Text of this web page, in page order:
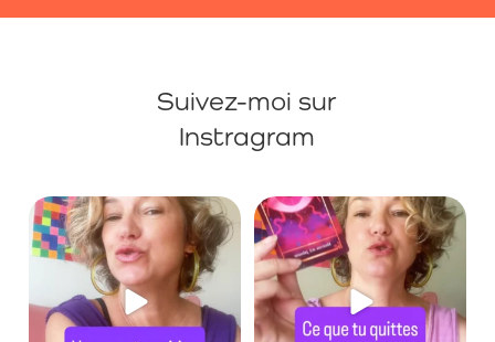
Suivez-moi sur
Instragram
🟪 Tu quittes une relation
compliquée / karmique,...
49 4
🟪 Ce que tu as besoin de savoir
dans ta situation...
71 3